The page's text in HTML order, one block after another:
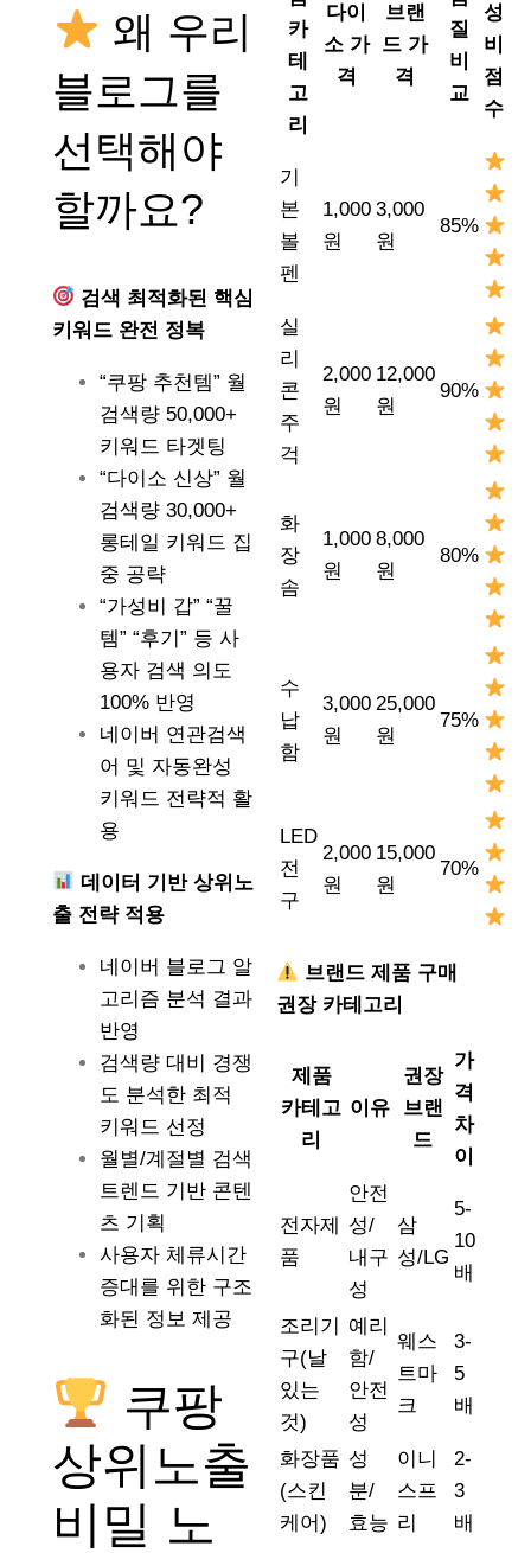
왜 우리
블로그를
선택해야
할까요?
검색 최적화된 핵심
키워드 완전 정복
“쿠팡 추천템” 월
검색량 50,000+
키워드 타겟팅
“다이소 신상” 월
검색량 30,000+
롱테일 키워드 집
중 공략
“가성비 갑” “꿀
템” “후기” 등 사
용자 검색 의도
100% 반영
네이버 연관검색
어 및 자동완성
키워드 전략적 활
용
데이터 기반 상위노
출 전략 적용
네이버 블로그 알
고리즘 분석 결과
반영
검색량 대비 경쟁
도 분석한 최적
키워드 선정
월별/계절별 검색
트렌드 기반 콘텐
츠 기획
사용자 체류시간
증대를 위한 구조
화된 정보 제공
쿠팡
상위노출
비밀 노
카
테
고
리
다이
소 가
격
브랜
드 가
격
질
비
교
성
비
점
수
기
본
볼
펜
1,000
원
3,000
원
85%
실
리
콘
주
걱
2,000
원
12,000
원
90%
화
장
솜
1,000
원
8,000
원
80%
수
납
함
3,000
원
25,000
원
75%
LED
전
구
2,000
원
15,000
원
70%
브랜드 제품 구매
권장 카테고리
제품
카테고
리
이유
권장
브랜
드
가
격
차
이
전자제
품
안전
성/
내구
성
삼
성/LG
5-
10
배
조리기
구(날
있는
것)
예리
함/
안전
성
웨스
트마
크
3-
5
배
화장품
(스킨
케어)
성
분/
효능
이니
스프
리
2-
3
배